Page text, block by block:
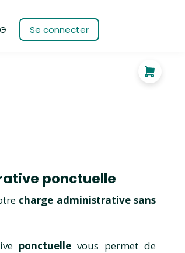
Se connecter
ponctuelle
charge administrative sans
ponctuelle vous permet de